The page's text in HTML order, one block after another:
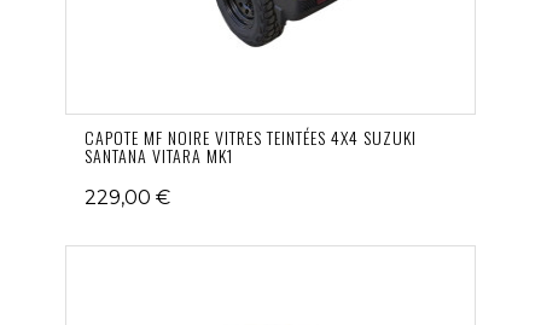
CAPOTE MF NOIRE VITRES TEINTÉES 4X4 SUZUKI
SANTANA VITARA MK1
229,00 €